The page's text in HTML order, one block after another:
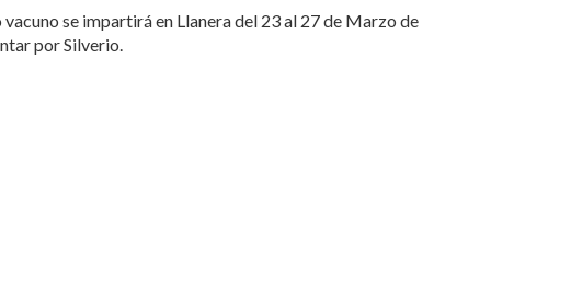
se impartirá en Llanera del 23 al 27 de Marzo de
por Silverio.